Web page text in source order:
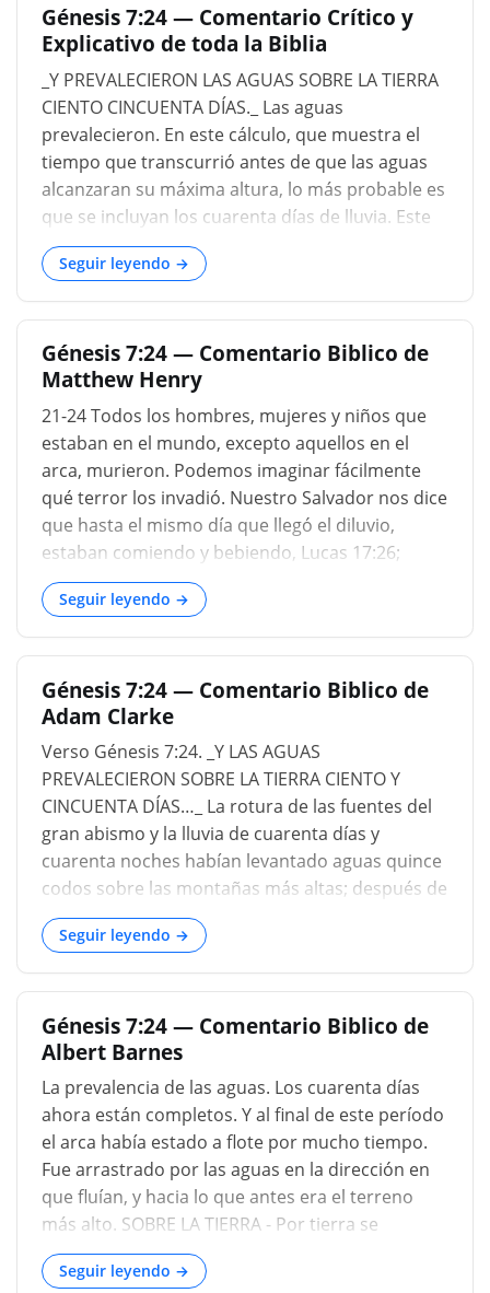
Génesis 7:24 — Comentario Crítico y
Explicativo de toda la Biblia
_Y PREVALECIERON LAS AGUAS SOBRE LA TIERRA
CIENTO CINCUENTA DÍAS._ Las aguas
prevalecieron. En este cálculo, que muestra el
tiempo que transcurrió antes de que las aguas
alcanzaran su máxima altura, lo más probable es
que se incluyan los cuarenta días de lluvia. Este
aumento muy gradual de las aguas diluviales
alienta la esperanza de que muchos,
despertados por fin a un sentido de su peligrosa
condición, por arrepentimiento y fe en la justicia
que Noé les había predicado con celo, se
volverían a Dios. Sin duda, impulsados ​​por el
amor instintivo a la vida, podrían, en primera
instancia, como todavía es demasiado común,
retirarse a otros refugios, esforzarse con prisa
sin aliento y perseverancia laboriosa para llegar
a algún lugar de seguridad imaginada, y por un
tiempo entregarse a los sueños de seguridad.
y cada cresta de la montaña conti...
Seguir leyendo →
Génesis 7:24 — Comentario Biblico de
Matthew Henry
21-24 Todos los hombres, mujeres y niños que
estaban en el mundo, excepto aquellos en el
arca, murieron. Podemos imaginar fácilmente
qué terror los invadió. Nuestro Salvador nos dice
que hasta el mismo día que llegó el diluvio,
estaban comiendo y bebiendo, Lucas 17:26;
Lucas 17:27; estaban sordos y ciegos a todas las
advertencias divinas. En esta postura, la muerte
los sorprendió. Estaban convencidos de su
locura cuando ya era demasiado tarde. Podemos
suponer que intentaron todos los medios
posibles para salvarse, pero todo fue en vano. Y
los que no se encuentran en Cristo, el Arca,
ciertamente se deshacen, se deshacen para
siempre. ¡Hagamos una pausa y consideremos
este tremendo juicio! ¿Quién puede estar delante
del Señor cuando está enojado? El pecado de los
pecadores será su ruina, primero o último, si no
Seguir leyendo →
Génesis 7:24 — Comentario Biblico de
Adam Clarke
Verso Génesis 7:24. _Y LAS AGUAS
PREVALECIERON SOBRE LA TIERRA CIENTO Y
CINCUENTA DÍAS…_ La rotura de las fuentes del
gran abismo y la lluvia de cuarenta días y
cuarenta noches habían levantado aguas quince
codos sobre las montañas más altas; después de
los cuales cuarenta días parece haber
continuado a esta altura durante ciento
cincuenta días más. "Entonces", dice el Dr.
Lightfoot, "estas dos sumas se deben considerar
distintas, y no los cuarenta días incluidos en los
ciento cincuenta; de modo que cuando se
terminaron los ciento cincuenta días, había seis
meses y diez días del diluvio pasado ". Para una
mejor comprensiòn de este terrible juicio, vea la
conclusión del siguiente capítulo (Génesis 8:22
nota)....
Seguir leyendo →
Génesis 7:24 — Comentario Biblico de
Albert Barnes
La prevalencia de las aguas. Los cuarenta días
ahora están completos. Y al final de este período
el arca había estado a flote por mucho tiempo.
Fue arrastrado por las aguas en la dirección en
que fluían, y hacia lo que antes era el terreno
más alto. SOBRE LA TIERRA - Por tierra se
entiende la porción de la superficie terrestre
conocida por el hombre. Este, con un margen
Seguir leyendo →